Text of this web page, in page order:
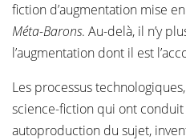
fiction d’augmentation mise
Méta-Barons. Au-delà, il n’y
l’augmentation dont il est
Les processus
science-fiction qui ont conduit
autoproduction du sujet,